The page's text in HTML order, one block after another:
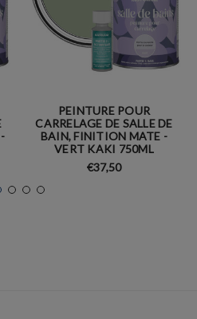
PEINTURE POUR
CARRELAGE DE SALLE DE
BAIN, FINITION MATE -
VERT KAKI 750ML
€37,50